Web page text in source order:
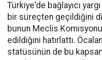
Türkiye'de bağlayıcı
bir süreçten geçildiğini
bunun Meclis
edildiğini hatırlattı.
statüsünün de bu